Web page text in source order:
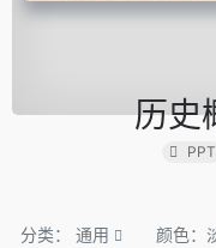
历史
PPT
分类： 通用 颜色：